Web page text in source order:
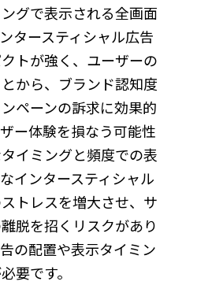
グで表示される全画面
タースティシャル広告
トが強く、ユーザーの
から、ブランド認知度
ペーンの訴求に効果的
ー体験を損なう可能性
イミングと頻度での表
インタースティシャル
トレスを増大させ、サ
脱を招くリスクがあり
の配置や表示タイミン
要です。